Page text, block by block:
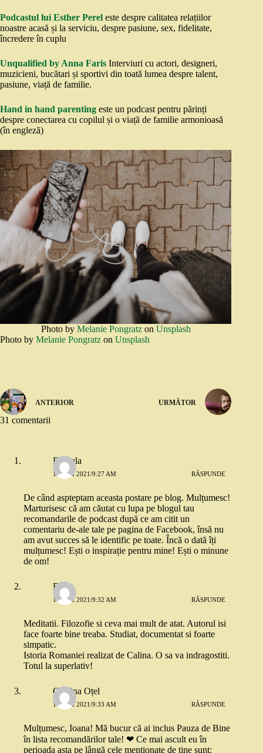
Podcastul lui Esther Perel este despre calitatea relațiilor
noastre acasă și la serviciu, despre pasiune, sex, fidelitate,
încredere în cuplu
Unqualified by Anna Faris Interviuri cu actori, designeri,
muzicieni, bucătari și sportivi din toată lumea despre talent,
pasiune, viață de familie.
Hand in hand parenting este un podcast pentru părinți
despre conectarea cu copilul și o viață de familie armonioasă
(în engleză)
Photo by Melanie Pongratzon Unsplash
Photo by Melanie Pongratz on Unsplash
ANTERIOR URMĂTOR
31 comentarii
Daniela
13 MAI 2021/9:27 AM RĂSPUNDE
De când aspteptam aceasta postare pe blog. Mulțumesc!
Marturisesc că am căutat cu lupa pe blogul tau
recomandarile de podcast după ce am citit un
comentariu de-ale tale pe pagina de Facebook, însă nu
am avut succes să le identific pe toate. Încă o dată îți
mulțumesc! Ești o inspirație pentru mine! Ești o minune
de om!
Elena
13 MAI 2021/9:32 AM RĂSPUNDE
Meditatii. Filozofie si ceva mai mult de atat. Autorul isi
face foarte bine treaba. Studiat, documentat si foarte
simpatic.
Istoria Romaniei realizat de Calina. O sa va indragostiti.
Totul la superlativ!
Cristina Oțel
13 MAI 2021/9:33 AM RĂSPUNDE
Mulțumesc, Ioana! Mă bucur că ai inclus Pauza de Bine
în lista recomandărilor tale! ❤ Ce mai ascult eu în
perioada asta pe lângă cele menționate de tine sunt: